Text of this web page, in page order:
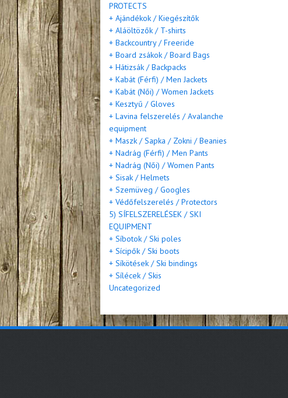
PROTECTS
+ Ajándékok / Kiegészítők
+ Aláöltözők / T-shirts
+ Backcountry / Freeride
+ Board zsákok / Board Bags
+ Hátizsák / Backpacks
+ Kabát (Férfi) / Men Jackets
+ Kabát (Női) / Women Jackets
+ Kesztyű / Gloves
+ Lavina felszerelés / Avalanche
equipment
+ Maszk / Sapka / Zokni / Beanies
+ Nadrág (Férfi) / Men Pants
+ Nadrág (Női) / Women Pants
+ Sisak / Helmets
+ Szemüveg / Googles
+ Védőfelszerelés / Protectors
5) SÍFELSZERELÉSEK / SKI
EQUIPMENT
+ Síbotok / Ski poles
+ Sícipők / Ski boots
+ Síkötések / Ski bindings
+ Sílécek / Skis
Uncategorized